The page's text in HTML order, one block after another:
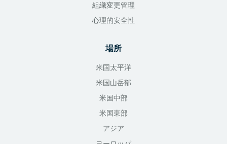
組織変更管理
心理的安全性
場所
米国太平洋
米国山岳部
米国中部
米国東部
アジア